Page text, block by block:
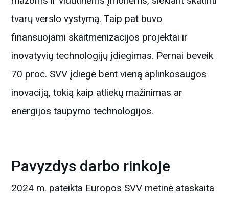
tvarų verslo vystymą. Taip pat buvo
finansuojami skaitmenizacijos projektai ir
inovatyvių technologijų įdiegimas. Pernai beveik
70 proc. SVV įdiegė bent vieną aplinkosaugos
inovaciją, tokią kaip atliekų mažinimas ar
energijos taupymo technologijos.
Pavyzdys darbo rinkoje
2024 m. pateikta Europos SVV metinė ataskaita